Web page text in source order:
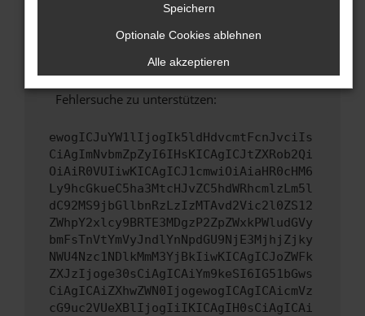
Wende dich an den Webseitenbetreiber.
Wenn du alle oben genannten Schritte versucht
hast, kontaktiere uns bitte. Wir werden
versuchen, das Problem zu beheben. Du kannst
uns diesen Text schicken, um uns bei der
Fehlersuche zu unterstützen:
ewogICJuYW1lIjogIk5ldHdvcmtFcnJvciIs
CiAgImNvbmZpZyI6IHsKICAgICJtZXRob2Qi
OiAiR0VUIiwKICAgICJ1cmwiOiAiaHR0cHM6
Ly9hcGkueC5ha3MtcHJvZC5hdWRhcmlzLm5l
dC92MS9jbGllbnRzLzIzMTAvd2Vic2l0ZS12
ZWhpY2xlcy9BRTE3MDgzP2ZpZWxkPWludGVy
bmFsTnVtYmVyJndlYnNpdGU9NjE3MjhjZjky
NWU4Nzc1NDlkMmM3YjBkIiwKICAgICJoZWFk
ZXJzIjoge30sCiAgICAiYm9keSI6IG51bGws
CiAgICAiZXhwZWN0IjogewogICAgICAicmVz
cG9uc2VUeXBlIjogIiIKICAgIH0sCiAgICAi
Speichern
Optionale Cookies ablehnen
Alle akzeptieren